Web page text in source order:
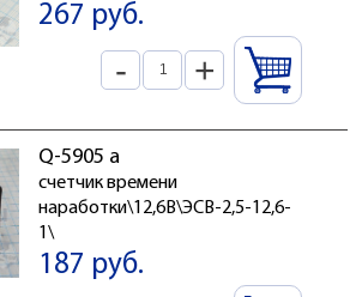
267 руб.
- +
Q-5905 a
счетчик времени
наработки\12,6В\ЭСВ-2,5-12,6-
1\
187 руб.